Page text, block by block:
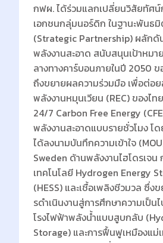
กฟผ. ได้ร่วมแลกเปลี่ยนวิสัยทัศน์
เอกชนกลุ่มนอร์ดิก ในฐานะพันธ
(Strategic Partnership) ผลักดั
พลังงานสะอาด สนับสนุนเป้าหมา
ลางทางคาร์บอนภายในปี 2050 ข
ถึงขยายผลความร่วมมือ เพื่อต่อย
พลังงานหมุนเวียน (REC) ของไ
24/7 Carbon Free Energy
พลังงานสะอาดแบบรายชั่วโมง โ
ได้ลงนามบันทึกความเข้าใจ
Sweden ด้านพลังงานไฮโดรเจน
เทคโนโลยี Hydrogen Energy
(HESS) และเชื้อเพลิงชีวมวล ซึ่ง
รดําเนินงานสู่การศึกษาความเป็น
โรงไฟฟ้าพลังนํ้าแบบสูบกลับ
Storage) และการฟื้นฟูเหมืองแม่